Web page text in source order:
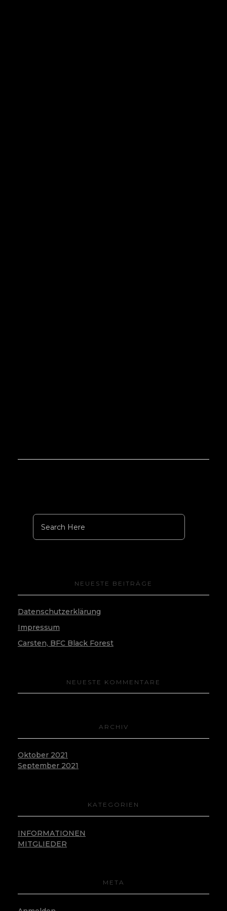
NEUESTE BEITRÄGE
Datenschutzerklärung
Impressum
Carsten, BFC Black Forest
NEUESTE KOMMENTARE
ARCHIV
Oktober 2021
September 2021
KATEGORIEN
INFORMATIONEN
MITGLIEDER
META